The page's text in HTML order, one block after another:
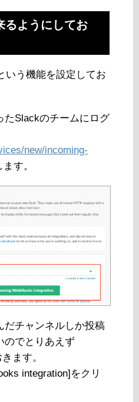
るようにしてお
いう機能を設定してお
たSlackのチームにログ
new/incoming-
す。
だチャンネルしか投稿
のでとりあえず
ます。
integration]をクリ